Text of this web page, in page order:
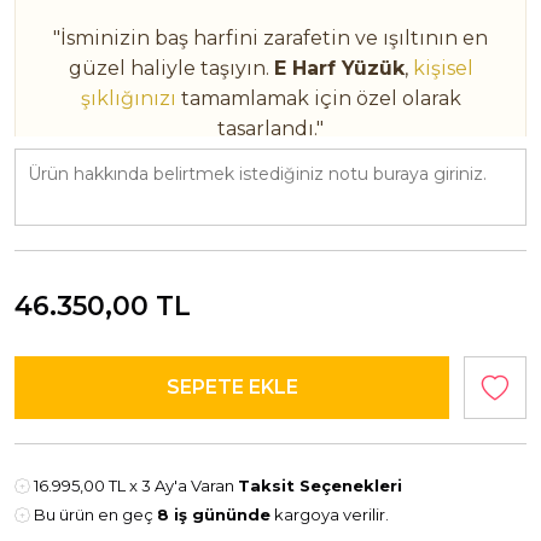
"İsminizin baş harfini zarafetin ve ışıltının en
güzel haliyle taşıyın. E Harf Yüzük, kişisel
şıklığınızı tamamlamak için özel olarak
tasarlandı."
ÜRÜN BİLGİLERİ
18 Ayar Sarı Altın
46.350,00 TL
16.995,00 TL x 3 Ay'a Varan Taksit Seçenekleri
Bu ürün en geç 8 iş gününde kargoya verilir.